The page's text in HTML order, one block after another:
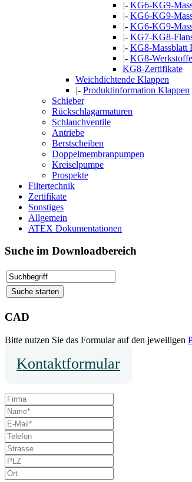
|- KG6-KG9-
|- KG6-KG9-
|- KG6-KG9-
|- KG7-KG8-
|- KG8-Massblatt
|- KG8-Werkstoffe
KG8-Zertifikate
Weichdichtende Klappen
|- Produktinformation Klappen
Schieber
Rückschlagarmaturen
Schlauchventile
Antriebe
Berstscheiben
Doppelmembranpumpen
Kreiselpumpe
Prospekte
Filtertechnik
Zertifikate
Sonstiges
Allgemein
ATEX Dokumentationen
Suche im Downloadbereich
CAD
Bitte nutzen Sie das Formular auf den jeweiligen
Kontaktformular